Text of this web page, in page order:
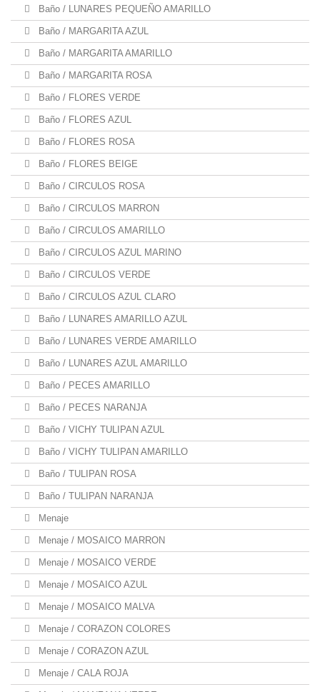
Baño / LUNARES PEQUEÑO AMARILLO
Baño / MARGARITA AZUL
Baño / MARGARITA AMARILLO
Baño / MARGARITA ROSA
Baño / FLORES VERDE
Baño / FLORES AZUL
Baño / FLORES ROSA
Baño / FLORES BEIGE
Baño / CIRCULOS ROSA
Baño / CIRCULOS MARRON
Baño / CIRCULOS AMARILLO
Baño / CIRCULOS AZUL MARINO
Baño / CIRCULOS VERDE
Baño / CIRCULOS AZUL CLARO
Baño / LUNARES AMARILLO AZUL
Baño / LUNARES VERDE AMARILLO
Baño / LUNARES AZUL AMARILLO
Baño / PECES AMARILLO
Baño / PECES NARANJA
Baño / VICHY TULIPAN AZUL
Baño / VICHY TULIPAN AMARILLO
Baño / TULIPAN ROSA
Baño / TULIPAN NARANJA
Menaje
Menaje / MOSAICO MARRON
Menaje / MOSAICO VERDE
Menaje / MOSAICO AZUL
Menaje / MOSAICO MALVA
Menaje / CORAZON COLORES
Menaje / CORAZON AZUL
Menaje / CALA ROJA